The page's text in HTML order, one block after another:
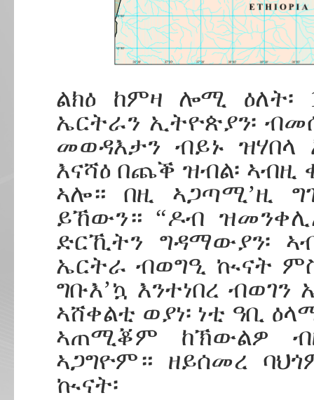
ልክዕ ከምዛ ሎሚ ዕለት፡
ኤርትራን ኢትዮጵያን፡
መወዳእታን ብይኑ ዝሃበላ
እናሻዕ በጨቕ ዝብል፡ ኣብዚ
ኣሎ። በዚ ኣጋጣሚ’ዚ
ይኸውን። “ዶብ
ድርኺትን ግዳማውያን፡
ኤርትራ ብወግዒ ኲናት
ግቡእ’ኳ እንተነበረ
ኣሸቀልቲ ወያነ፡ ነቲ ዓቢ
ኣጠሚቖም ከኽውልዎ
ኣጋግዮም። ዘይሰመረ
ኲናት፡